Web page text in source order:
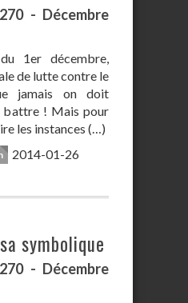
- Décembre
1er décembre,
de lutte contre le
jamais on doit
battre ! Mais pour
les instances (…)
2014-01-26
symbolique
- Décembre